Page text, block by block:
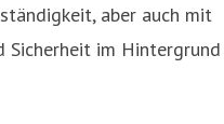
aber auch mit
Sicherheit im Hintergrund